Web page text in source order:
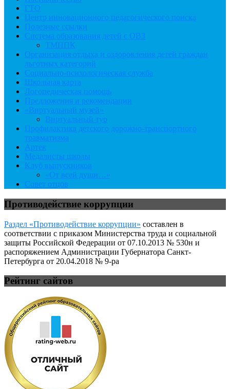
ГТО
Центр инновационного педагогического поиска
Полезные ссылки
Система образования детей с ОВЗ
ТМППК
Организация отдыха и оздоровления детей граждан
льготных категорий
Социально-психологическая служба
Школьная карта
Логопедическая помощь
Предложения и рекомендации
«Виртуальный музей»
Виртуальный тур
Профилактика детского дорожно-транспортного
травматизма
Артек
Медалисты школы
Клуб выпускников
«От всей души…»
Совет отцов
Противодействие коррупции
Раздел «Противодействие коррупции» составлен в
соответствии с приказом Министерства труда и социальной
защиты Российской Федерации от 07.10.2013 № 530н и
распоряжением Администрации Губернатора Санкт-
Петербурга от 20.04.2018 № 9-ра
Рейтинг сайтов